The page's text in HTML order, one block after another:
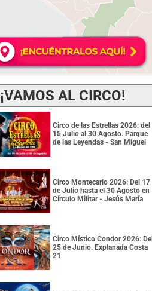
¡VAMOS AL CIRCO!
Circo de las Estrellas 2026: del
15 Julio al 30 Agosto. Parque
de las Leyendas - San Miguel
Circo Montecarlo 2026: Del 17
de Julio hasta el 30 Agosto en
Círculo Militar - Jesús María
Circo Místico Condor 2026: Del
25 de Junio. Explanada Costa
21